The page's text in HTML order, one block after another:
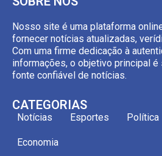
Nosso site é uma plataforma
fornecer notícias atualizadas,
Com uma firme dedicação à
informações, o objetivo principal
fonte confiável de notícias.
CATEGORIAS
Notícias Esportes Política
Economia